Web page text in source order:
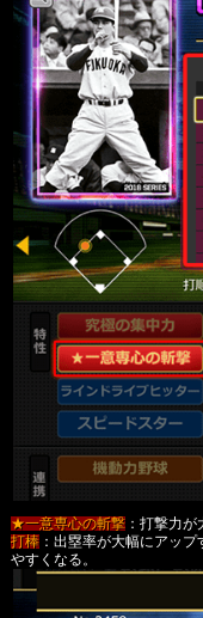
★一意専心の斬撃：打撃力が
打棒：出塁率が大幅にアップ
やすくなる。